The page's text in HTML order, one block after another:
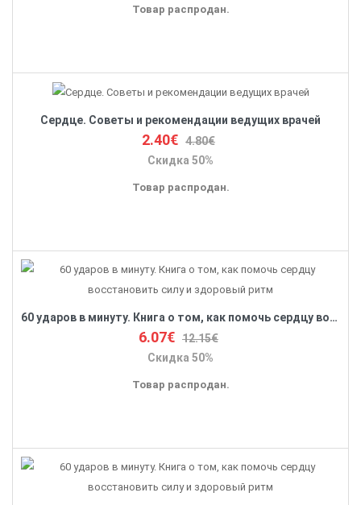
Товар распродан.
Сердце. Советы и рекомендации ведущих врачей
2.40€ 4.80€
Скидка 50%
Товар распродан.
60 ударов в минуту. Книга о том, как помочь сердцу восстановить силу и здоровый ритм
6.07€ 12.15€
Скидка 50%
Товар распродан.